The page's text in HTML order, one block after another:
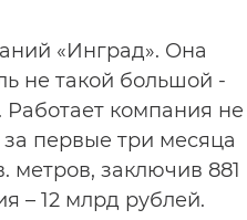
«Инград». Она
не такой большой -
Работает компания не
первые три месяца
метров, заключив 881
– 12 млрд рублей.